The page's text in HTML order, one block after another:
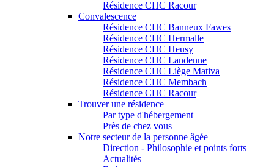
Résidence CHC Racour
Convalescence
Résidence CHC Banneux Fawes
Résidence CHC Hermalle
Résidence CHC Heusy
Résidence CHC Landenne
Résidence CHC Liège Mativa
Résidence CHC Membach
Résidence CHC Racour
Trouver une résidence
Par type d'hébergement
Près de chez vous
Notre secteur de la personne âgée
Direction - Philosophie et points forts
Actualités